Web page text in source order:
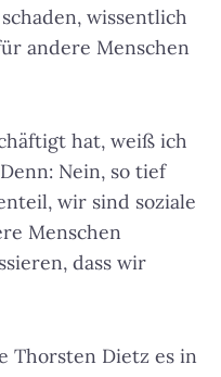
wissentlich
andere Menschen
hat, weiß ich
Nein, so tief
wir sind soziale
Menschen
dass wir
Thorsten Dietz es in